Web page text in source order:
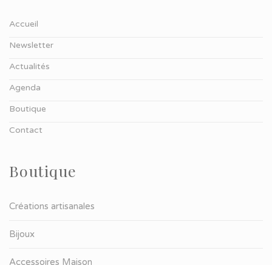
Accueil
Newsletter
Actualités
Agenda
Boutique
Contact
Boutique
Créations artisanales
Bijoux
Accessoires Maison